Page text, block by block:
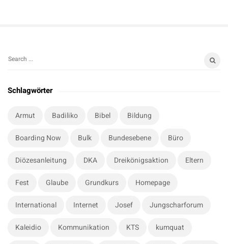
S
t
S
a
Schlagwörter
Armut Badiliko Bibel Bildung
Boarding Now Bulk Bundesebene Büro
Diözesanleitung DKA Dreikönigsaktion Eltern
Fest Glaube Grundkurs Homepage
International Internet Josef Jungscharforum
Kaleidio Kommunikation KTS kumquat